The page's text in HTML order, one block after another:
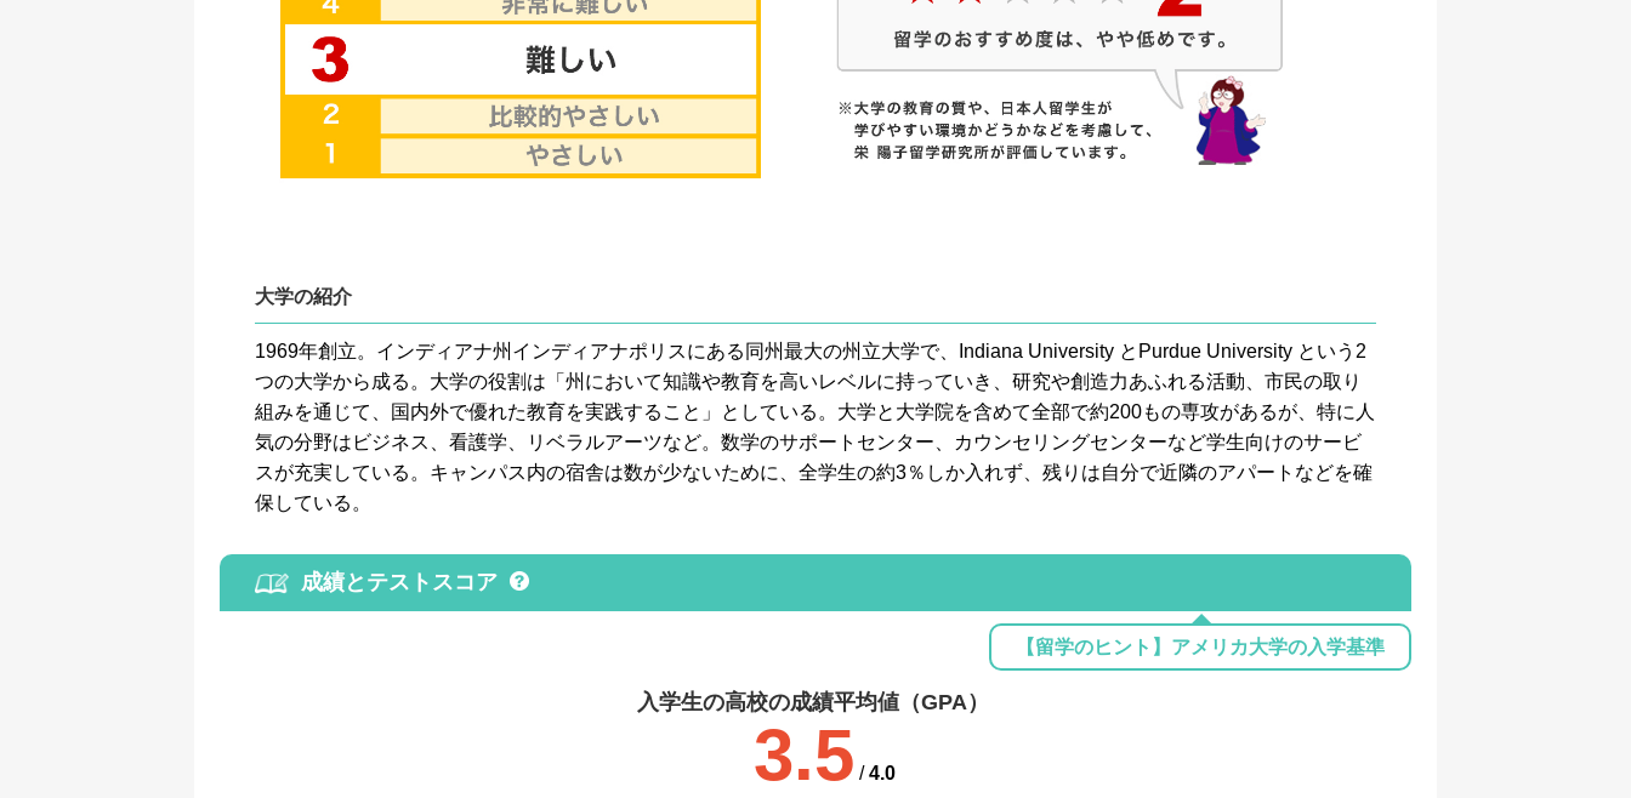
大学の紹介
1969年創立。インディアナ州インディアナポリスにある同州最大の州立大学で、Indiana University とPurdue University という2
つの大学から成る。大学の役割は「州において知識や教育を高いレベルに持っていき、研究や創造力あふれる活動、市民の取り
組みを通じて、国内外で優れた教育を実践すること」としている。大学と大学院を含めて全部で約200もの専攻があるが、特に人
気の分野はビジネス、看護学、リベラルアーツなど。数学のサポートセンター、カウンセリングセンターなど学生向けのサービ
スが充実している。キャンパス内の宿舎は数が少ないために、全学生の約3％しか入れず、残りは自分で近隣のアパートなどを確
保している。
成績とテストスコア
【留学のヒント】アメリカ大学の入学基準
入学生の高校の成績平均値（GPA）
3.5 /4.0